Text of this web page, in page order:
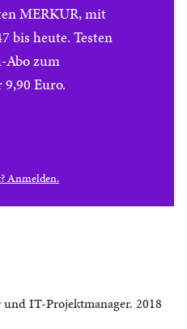
MERKUR, mit
bis heute. Testen
Abo zum
Euro.
Anmelden.
IT-Projektmanager. 2018